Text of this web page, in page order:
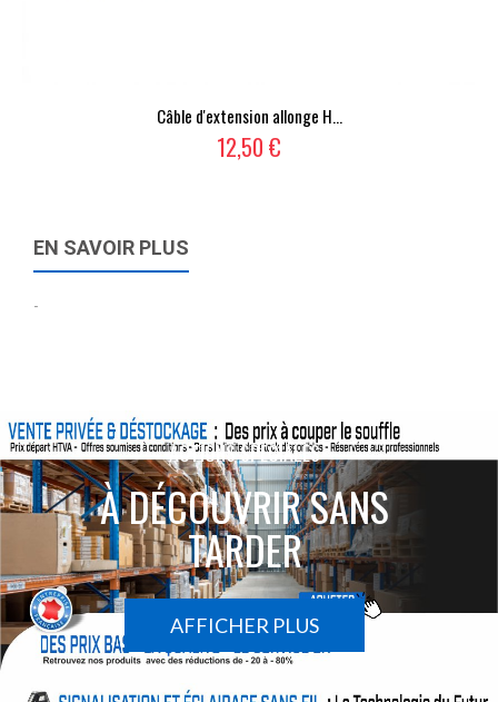
Câble d'extension allonge H...
12,50 €
EN SAVOIR PLUS
-
ACTIONS SPÉCIALES
À DÉCOUVRIR SANS
TARDER
AFFICHER PLUS